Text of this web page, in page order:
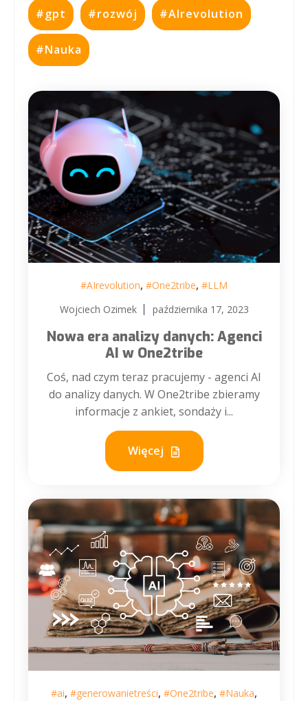
#gpt #rozwój #AIrevolution
#Nauka
#AIrevolution, #One2tribe, #LLM
Wojciech Ozimek
października 17, 2023
Nowa era analizy danych: Agenci
AI w One2tribe
Coś, nad czym teraz pracujemy - agenci AI
do analizy danych. W One2tribe zbieramy
informacje z ankiet, sondaży i...
Więcej
#ai, #generowanietreści, #One2tribe, #Nauka,